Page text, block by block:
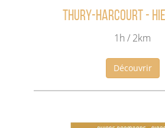
Thury-Harcourt -
1h / 2km
Découvrir